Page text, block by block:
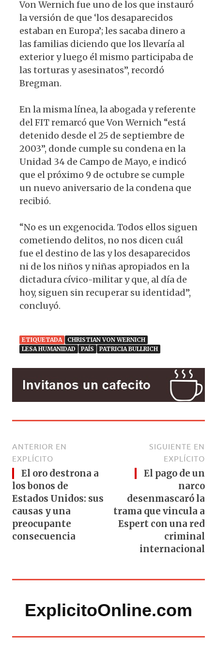
Von Wernich fue uno de los que instauró
la versión de que ‘los desaparecidos
estaban en Europa’; les sacaba dinero a
las familias diciendo que los llevaría al
exterior y luego él mismo participaba de
las torturas y asesinatos”, recordó
Bregman.
En la misma línea, la abogada y referente
del FIT remarcó que Von Wernich “está
detenido desde el 25 de septiembre de
2003”, donde cumple su condena en la
Unidad 34 de Campo de Mayo, e indicó
que el próximo 9 de octubre se cumple
un nuevo aniversario de la condena que
recibió.
“No es un exgenocida. Todos ellos siguen
cometiendo delitos, no nos dicen cuál
fue el destino de las y los desaparecidos
ni de los niños y niñas apropiados en la
dictadura cívico-militar y que, al día de
hoy, siguen sin recuperar su identidad”,
concluyó.
ETIQUETADA
CHRISTIAN VON WERNICH
LESA HUMANIDAD
PAÍS PATRICIA BULLRICH
ANTERIOR EN
EXPLÍCITO
El oro destrona a
los bonos de
Estados Unidos: sus
causas y una
preocupante
consecuencia
SIGUIENTE EN
EXPLÍCITO
El pago de un
narco
desenmascaró la
trama que vincula a
Espert con una red
criminal
internacional
ExplicitoOnline.com